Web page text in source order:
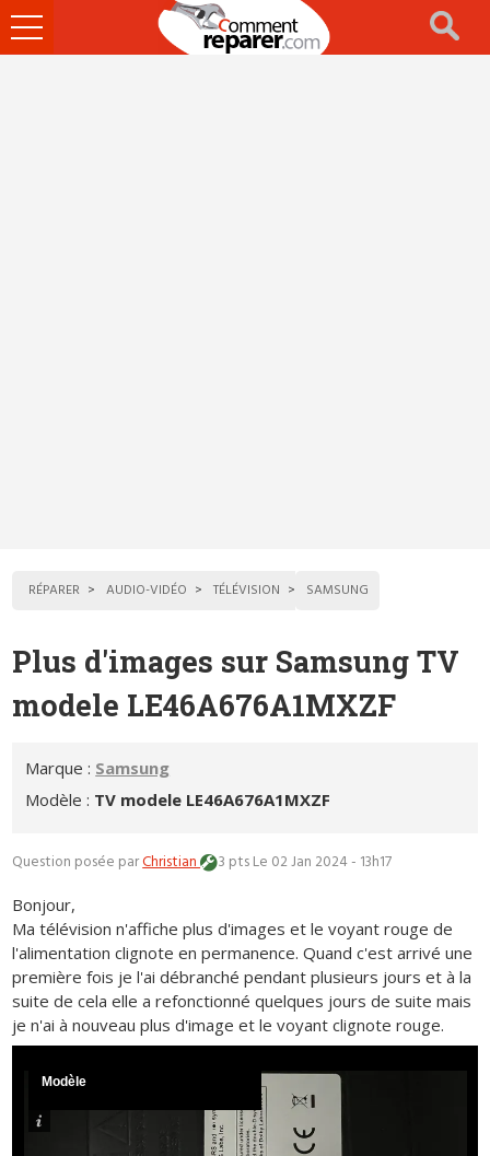
Ouvrir
le
RÉPARER AUDIO-VIDÉO TÉLÉVISION SAMSUNG
Plus d'images sur Samsung TV
modele LE46A676A1MXZF
Marque : Samsung
Modèle : TV modele LE46A676A1MXZF
Question posée parChristian 3 ptsLe 02 Jan 2024 - 13h17
Bonjour,
Ma télévision n'affiche plus d'images et le voyant rouge de
l'alimentation clignote en permanence. Quand c'est arrivé une
première fois je l'ai débranché pendant plusieurs jours et à la
suite de cela elle a refonctionné quelques jours de suite mais
je n'ai à nouveau plus d'image et le voyant clignote rouge.
Modèle